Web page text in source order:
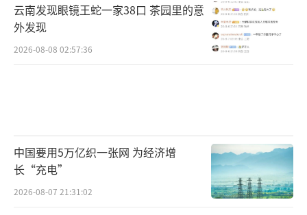
云南发现眼镜王蛇一家38口 茶园里的意
外发现
2026-08-08 02:57:36
中国要用5万亿织一张网 为经济增
长“充电”
2026-08-07 21:31:02